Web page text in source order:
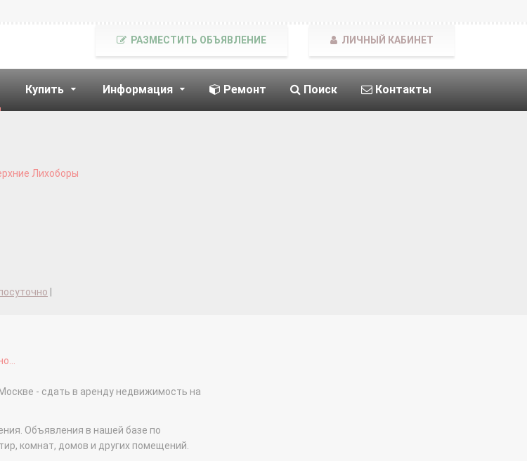
Купить Информация Ремонт Поиск Контакты
РАЗМЕСТИТЬ ОБЪЯВЛЕНИЕ ЛИЧНЫЙ КАБИНЕТ
Лихоборы
- сдать в аренду недвижимость на
Объявления в нашей базе по
комнат, домов и других помещений.